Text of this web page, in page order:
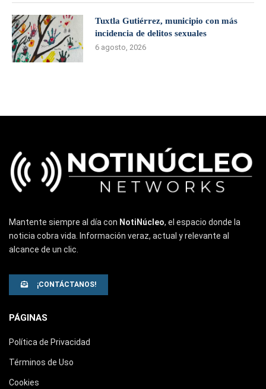
Tuxtla Gutiérrez, municipio con más
incidencia de delitos sexuales
6 agosto, 2026
Mantente siempre al día con NotiNúcleo, el espacio donde la
noticia cobra vida. Información veraz, actual y relevante al
alcance de un clic.
¡CONTÁCTANOS!
PÁGINAS
Política de Privacidad
Términos de Uso
Cookies